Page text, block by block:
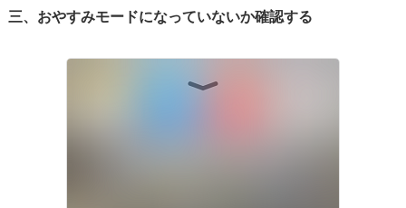
三、おやすみモードになっていないか確認する